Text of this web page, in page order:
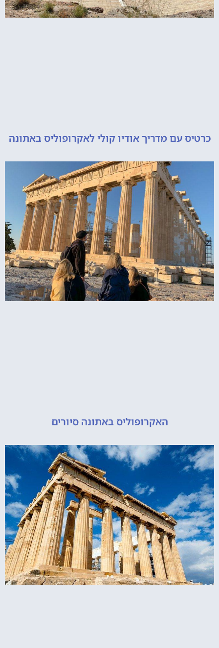
עם מדריך אודיו קולי לאקרופוליס באתונה
האקרופוליס באתונה סיורים